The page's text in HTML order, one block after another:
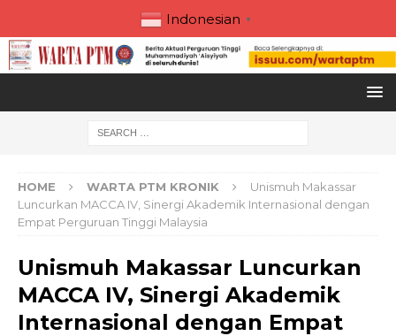
Indonesian ▼
HOME WARTA PTM KRONIK
Unismuh Makassar
Luncurkan MACCA IV, Sinergi Akademik Internasional dengan
Empat Perguruan Tinggi Malaysia
Unismuh Makassar Luncurkan
MACCA IV, Sinergi Akademik
Internasional dengan Empat